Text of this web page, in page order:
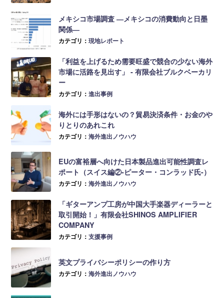
メキシコ市場調査 ―メキシコの消費動向と日墨
関係―
カテゴリ：現地レポート
「利益を上げるため需要旺盛で競合の少ない海外
市場に活路を見出す」 ‐ 有限会社ブルクベーカリ
ー
カテゴリ：進出事例
海外には手形はないの？貿易決済条件・お金のや
りとりのあれこれ
カテゴリ：海外進出ノウハウ
EUの富裕層へ向けた日本製品進出可能性調査レ
ポート（スイス編②-ピーター・コンラッド氏-）
カテゴリ：海外進出ノウハウ
「ギターアンプ工房が中国大手楽器ディーラーと
取引開始！」有限会社SHINOS AMPLIFIER
COMPANY
カテゴリ：支援事例
英文プライバシーポリシーの作り方
カテゴリ：海外進出ノウハウ